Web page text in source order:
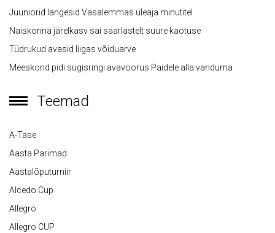
Juuniorid langesid Vasalemmas üleaja minutitel
Naiskonna järelkasv sai saarlastelt suure kaotuse
Tüdrukud avasid liigas võiduarve
Meeskond pidi sügisringi avavoorus Paidele alla vanduma
Teemad
A-Tase
Aasta Parimad
Aastalõputurniir
Alcedo Cup
Allegro
Allegro CUP